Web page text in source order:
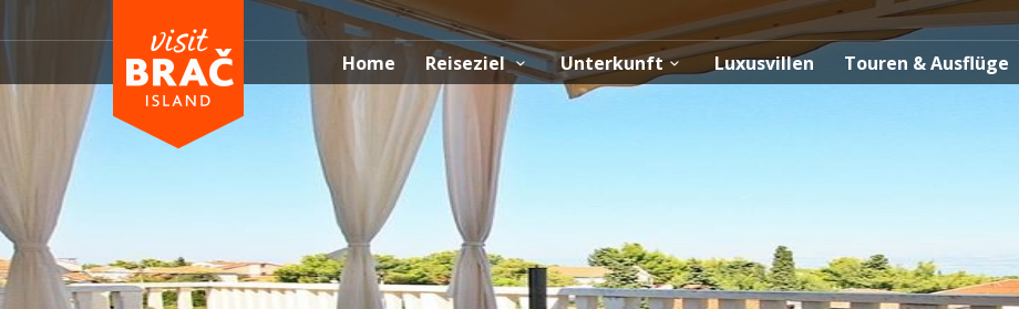
Home Reiseziel Unterkunft Luxusvillen Touren & Ausflüge